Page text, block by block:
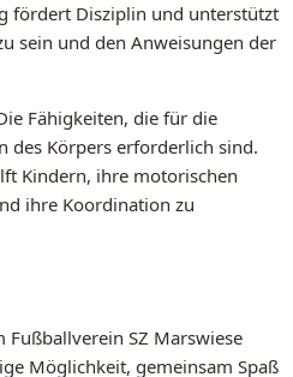
fördert Disziplin und unterstützt
sein und den Anweisungen der
Fähigkeiten, die für die
des Körpers erforderlich sind.
Kindern, ihre motorischen
ihre Koordination zu
SZ Marswiese
Möglichkeit, gemeinsam Spaß